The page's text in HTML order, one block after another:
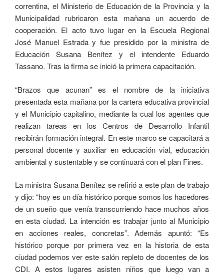
correntina, el Ministerio de Educación de la Provincia y la
Municipalidad rubricaron esta mañana un acuerdo de
cooperación. El acto tuvo lugar en la Escuela Regional
José Manuel Estrada y fue presidido por la ministra de
Educación Susana Benítez y el intendente Eduardo
Tassano. Tras la firma se inició la primera capacitación.
“Brazos que acunan” es el nombre de la iniciativa
presentada esta mañana por la cartera educativa provincial
y el Municipio capitalino, mediante la cual los agentes que
realizan tareas en los Centros de Desarrollo Infantil
recibirán formación integral. En este marco se capacitará a
personal docente y auxiliar en educación vial, educación
ambiental y sustentable y se continuará con el plan Fines.
La ministra Susana Benítez se refirió a este plan de trabajo
y dijo: “hoy es un día histórico porque somos los hacedores
de un sueño que venía transcurriendo hace muchos años
en esta ciudad. La intención es trabajar junto al Municipio
en acciones reales, concretas”. Además apuntó: “Es
histórico porque por primera vez en la historia de esta
ciudad podemos ver este salón repleto de docentes de los
CDI. A estos lugares asisten niños que luego van a